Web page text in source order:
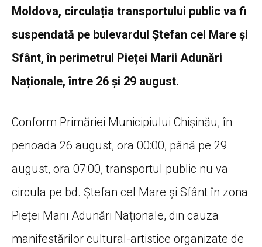
Moldova, circulația transportului public va fi
suspendată pe bulevardul Ștefan cel Mare și
Sfânt, în perimetrul Pieței Marii Adunări
Naționale, între 26 și 29 august.
Conform Primăriei Municipiului Chișinău, în
perioada 26 august, ora 00:00, până pe 29
august, ora 07:00, transportul public nu va
circula pe bd. Ștefan cel Mare și Sfânt în zona
Pieței Marii Adunări Naționale, din cauza
manifestărilor cultural-artistice organizate de